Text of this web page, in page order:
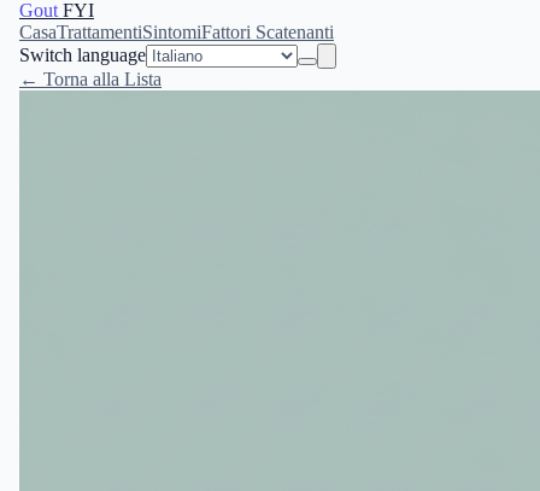
Gout FYI
CasaTrattamentiSintomiFattori Scatenanti
Switch language
← Torna alla Lista